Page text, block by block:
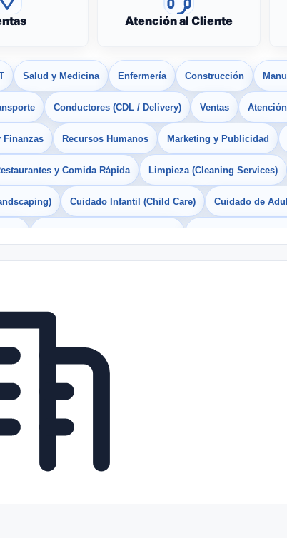
Atención al Cliente
Salud y Medicina Enfermería Construcción
Conductores (CDL / Delivery) Ventas
Finanzas Recursos Humanos Marketing y Publicidad
y Comida Rápida Limpieza (Cleaning Services)
Cuidado Infantil (Child Care) Cuidado de
(Internships) Empleos para Estudiantes